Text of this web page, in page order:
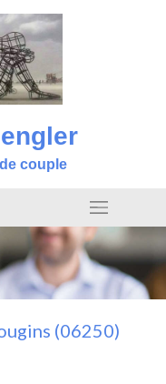
couple
(06250)